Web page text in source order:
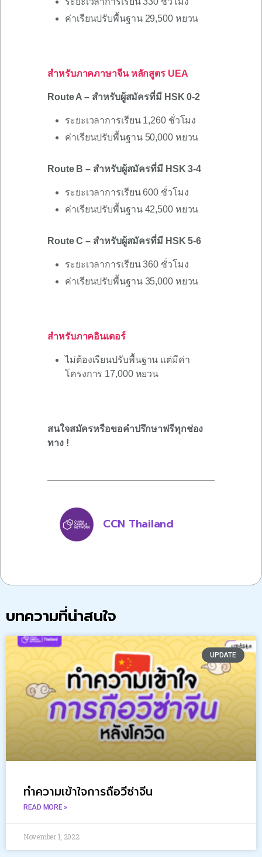
ค่าเรียนปรับพื้นฐาน 29,500 หยวน
สำหรับภาคภาษาจีน หลักสูตร UEA
Route A – สำหรับผู้สมัครที่มี HSK 0-2
ระยะเวลาการเรียน 1,260 ชั่วโมง
ค่าเรียนปรับพื้นฐาน 50,000 หยวน
Route B – สำหรับผู้สมัครที่มี HSK 3-4
ระยะเวลาการเรียน 600 ชั่วโมง
ค่าเรียนปรับพื้นฐาน 42,500 หยวน
Route C – สำหรับผู้สมัครที่มี HSK 5-6
ระยะเวลาการเรียน 360 ชั่วโมง
ค่าเรียนปรับพื้นฐาน 35,000 หยวน
สำหรับภาคอินเตอร์
ไม่ต้องเรียนปรับพื้นฐาน แต่มีค่า
โครงการ 17,000 หยวน
สนใจสมัครหรือขอคำปรึกษาฟรีทุกช่อง
ทาง !
CCN Thailand
บทความที่น่าสนใจ
UPDATE
ทำความเข้าใจการถือวีซ่าจีน
READ MORE »
November 1, 2022